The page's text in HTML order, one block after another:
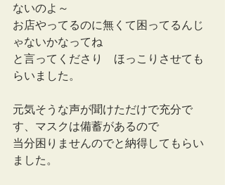
ないのよ～
お店やってるのに無くて困ってるんじ
ゃないかなってね
と言ってくださり　ほっこりさせても
らいました。
元気そうな声が聞けただけで充分で
す、マスクは備蓄があるので
当分困りませんのでと納得してもらい
ました。